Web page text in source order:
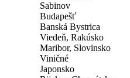
Sabinov
Budapešť
Banská Bystrica
Viedeň, Rakúsko
Maribor, Slovinsko
Viničné
Japonsko